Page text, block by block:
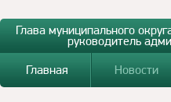
Глава муниципального
руководитель
Главная
Новости